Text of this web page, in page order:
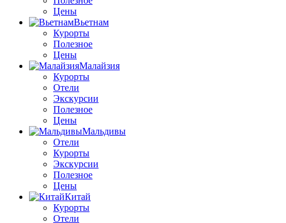
Цены
Вьетнам
Курорты
Полезное
Цены
Малайзия
Курорты
Отели
Экскурсии
Полезное
Цены
Мальдивы
Отели
Курорты
Экскурсии
Полезное
Цены
Китай
Курорты
Отели